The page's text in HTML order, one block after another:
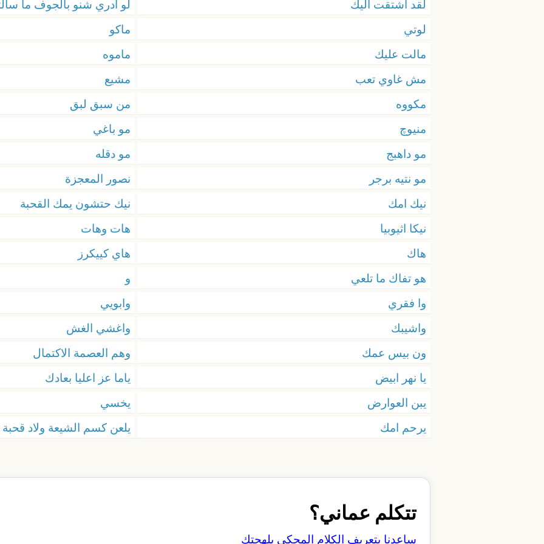
لقد اشتقت اليك
لو ادري شنو بالجوف ما
لوتي
ماكو
مالت عليك
ماموه
مش غاوي تعب
مشيع
مكووه
من سبق لبق
منيوچ
مو باغي
مو داهبج
مو دقله
مو نتيه برجر
نصور المعجزة
نيك امك
نيك حتشون يمك القحبة
نيكا اثيوبيا
هات وهات
هاك
هاي كييكرز
هو تفاك ما تلعي
و
وا فقري
وابويي
واشيبك
واغشي الغش
ون بيس عمك
وهم العصمة الاكتمال
يا نهر ابيض
ياما عز اعليا بعادك
يبن العوارض
يخسي
يرحم امك
يلعن كسم الشيعة ولاد
تتكلم عماني؟
ساعدنا بتعريف الكلام المحكي بلهجتك